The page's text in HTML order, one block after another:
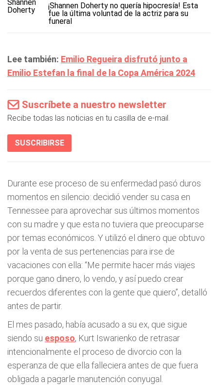
¡Shannen Doherty no quería hipocresía! Esta
fue la última voluntad de la actriz para su
funeral
Lee también: Emilio Regueira disfrutó junto a
Emilio Estefan la final de la Copa América 2024
Suscríbete a nuestro newsletter
Recibe todas las noticias en tu casilla de e-mail.
SUSCRIBIRSE
Durante ese proceso de su enfermedad pasó duros
momentos en silencio: decidió vender su casa en
Tennessee para aprovechar sus últimos momentos
con su madre y que esta no tuviera que preocuparse
por temas económicos. Y utilizó el dinero que obtuvo
por la venta de sus pertenencias para irse de
vacaciones con ella: “Me permite hacer más viajes
porque gano dinero, lo vendo, y así puedo crear
recuerdos diferentes con la gente que quiero”, detalló
antes de partir.
El mes pasado, había acusado a su ex, que sigue
siendo su esposo, Kurt Iswarienko de retrasar
intencionalmente el proceso de divorcio con la
esperanza de que ella falleciera antes de que fuera
obligada a pagarle manutención conyugal.